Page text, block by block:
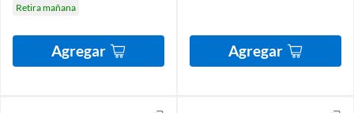
Retira mañana
Agregar Agregar